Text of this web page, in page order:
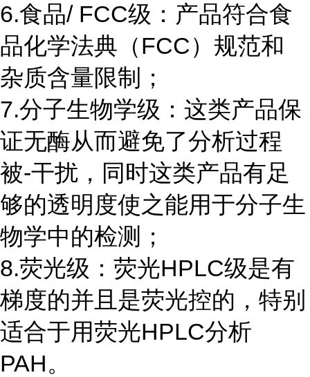
6.食品/ FCC级：产品符合食
品化学法典（FCC）规范和
杂质含量限制；
7.分子生物学级：这类产品保
证无酶从而避免了分析过程
被-干扰，同时这类产品有足
够的透明度使之能用于分子生
物学中的检测；
8.荧光级：荧光HPLC级是有
梯度的并且是荧光控的，特别
适合于用荧光HPLC分析
PAH。